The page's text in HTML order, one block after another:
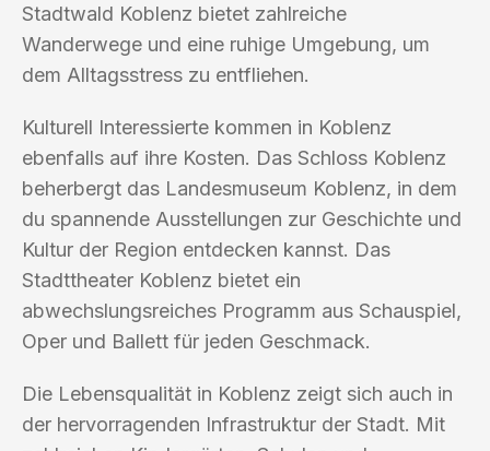
Stadtwald Koblenz bietet zahlreiche
Wanderwege und eine ruhige Umgebung, um
dem Alltagsstress zu entfliehen.
Kulturell Interessierte kommen in Koblenz
ebenfalls auf ihre Kosten. Das Schloss Koblenz
beherbergt das Landesmuseum Koblenz, in dem
du spannende Ausstellungen zur Geschichte und
Kultur der Region entdecken kannst. Das
Stadttheater Koblenz bietet ein
abwechslungsreiches Programm aus Schauspiel,
Oper und Ballett für jeden Geschmack.
Die Lebensqualität in Koblenz zeigt sich auch in
der hervorragenden Infrastruktur der Stadt. Mit